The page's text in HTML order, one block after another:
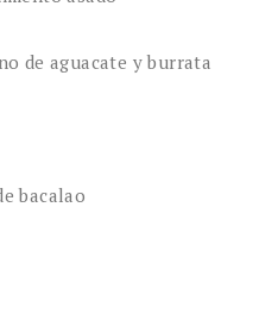
de aguacate y burrata
bacalao